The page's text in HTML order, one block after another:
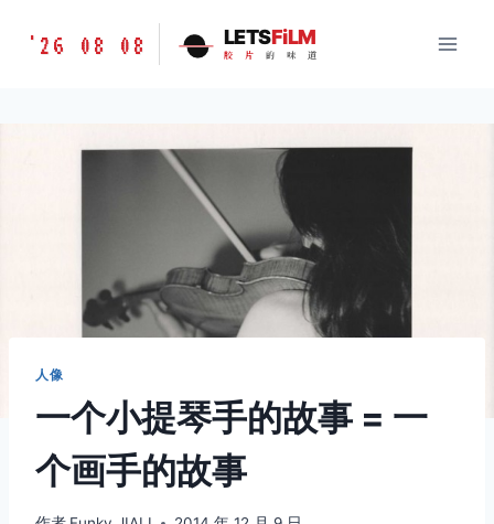
胶
'26 08 08 LETSFiLM
胶 片 的 味 道
人像
一个小提琴手的故事 = 一
个画手的故事